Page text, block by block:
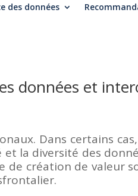
des données
données et
Dans certains
la diversité des
de création de valeur